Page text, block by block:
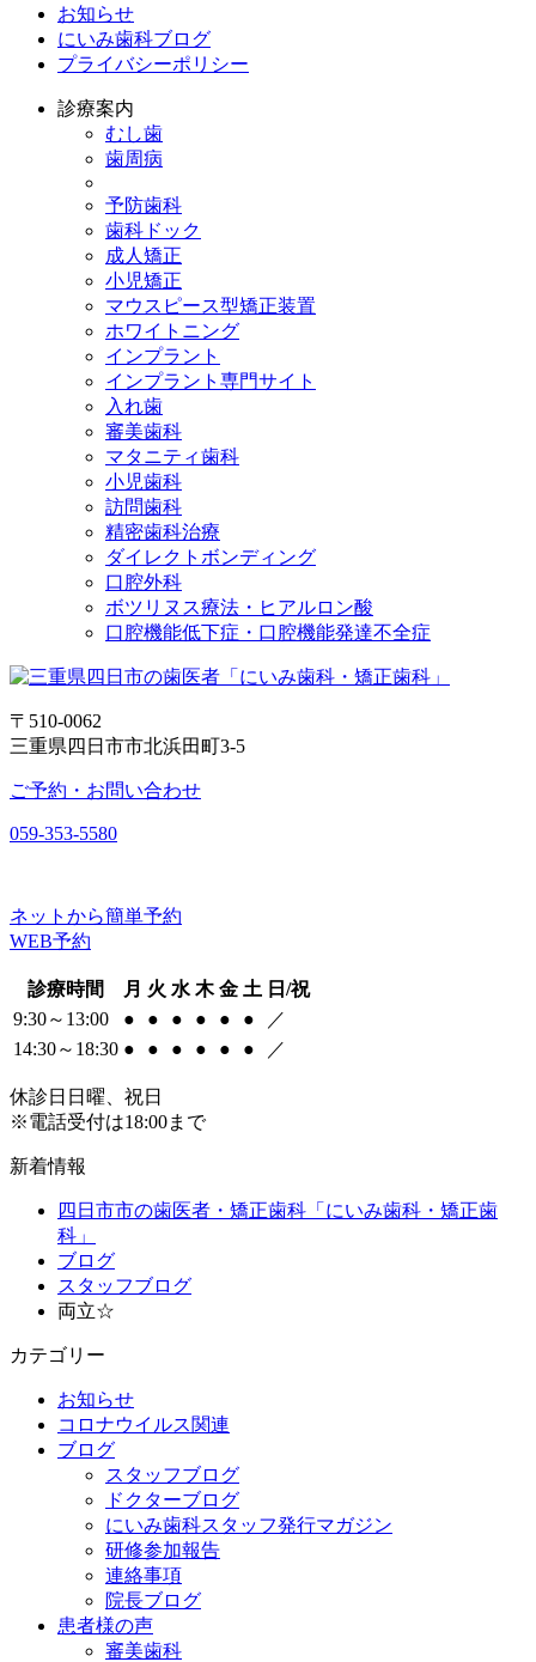
お知らせ
にいみ歯科ブログ
プライバシーポリシー
診療案内
むし歯
歯周病
予防歯科
歯科ドック
成人矯正
小児矯正
マウスピース型矯正装置
ホワイトニング
インプラント
インプラント専門サイト
入れ歯
審美歯科
マタニティ歯科
小児歯科
訪問歯科
精密歯科治療
ダイレクトボンディング
口腔外科
ボツリヌス療法・ヒアルロン酸
口腔機能低下症・口腔機能発達不全症
〒510-0062
三重県四日市市北浜田町3-5
ご予約・お問い合わせ
059-353-5580
ネットから簡単予約
WEB予約
診療時間 月 火 水 木 金 土 日/祝
9:30～13:00
● ● ● ● ● ●
／
14:30～18:30 ● ● ● ● ● ● ／
休診日 日曜、祝日
※電話受付は18:00まで
新着情報
四日市市の歯医者・矯正歯科「にいみ歯科・矯正歯
科」
ブログ
スタッフブログ
両立☆
カテゴリー
お知らせ
コロナウイルス関連
ブログ
スタッフブログ
ドクターブログ
にいみ歯科スタッフ発行マガジン
研修参加報告
連絡事項
院長ブログ
患者様の声
審美歯科